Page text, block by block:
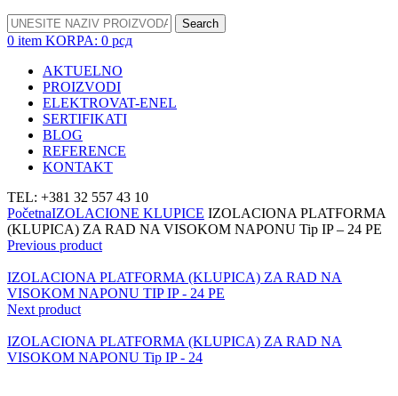
Search
0 item KORPA: 0 рсд
AKTUELNO
PROIZVODI
ELEKTROVAT-ENEL
SERTIFIKATI
BLOG
REFERENCE
KONTAKT
TEL: +381 32 557 43 10
PočetnaIZOLACIONE KLUPICE IZOLACIONA PLATFORMA
(KLUPICA) ZA RAD NA VISOKOM NAPONU Tip IP – 24 PE
Previous product
IZOLACIONA PLATFORMA (KLUPICA) ZA RAD NA
VISOKOM NAPONU TIP IP - 24 PE
Next product
IZOLACIONA PLATFORMA (KLUPICA) ZA RAD NA
VISOKOM NAPONU Tip IP - 24